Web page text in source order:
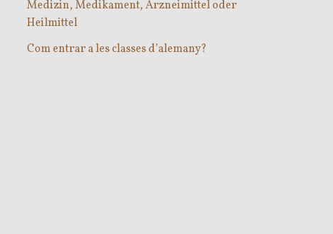
Medizin, Medikament, Arzneimittel oder
Heilmittel
Com entrar a les classes d’alemany?